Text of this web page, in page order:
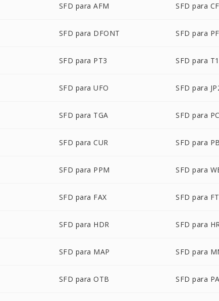
SFD para AFM SFD para
SFD para DFONT SFD para
SFD para PT3 SFD para
SFD para UFO SFD para
SFD para TGA SFD para
SFD para CUR SFD para
SFD para PPM SFD para
SFD para FAX SFD para
SFD para HDR SFD para
SFD para MAP SFD para
SFD para OTB SFD para